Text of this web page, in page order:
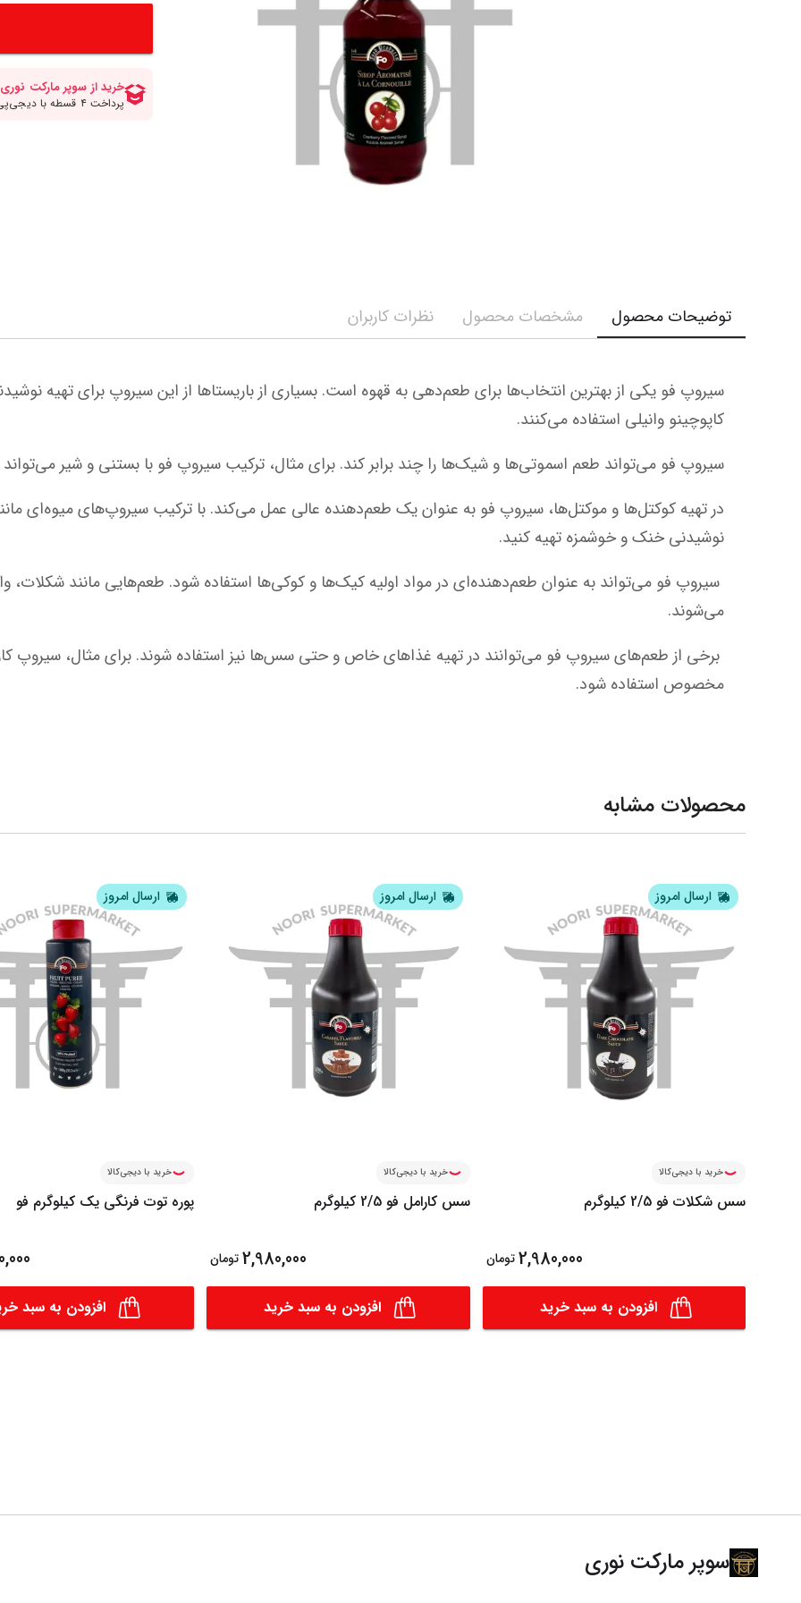
نمایش همه محصولات
ترشی جینجر و مایونز و سیراچا
شکلات و تافی
توضیحات محصول مشخصات محصول نظرات کاربران
کاپوچینو وانیلی استفاده می‌کنند.
سیروپ فو می‌تواند طعم اسموتی‌ها و شیک‌ها را چند برابر کند. برای مثال، ترکیب سیروپ فو با بستنی و شیر می‌تواند یک میلک‌شیک حرفه‌ای ایجاد کند.
نوشیدنی خنک و خوشمزه تهیه کنید.
می‌شوند.
مخصوص استفاده شود.
محصولات مشابه
ارسال امروز
خرید با دیجی‌کالا
سس شکلات فو 2/5 کیلوگرم
2,980,000 تومان
افزودن به سبد خرید
ارسال امروز
خرید با دیجی‌کالا
سس کارامل فو 2/5 کیلوگرم
2,980,000تومان
افزودن به سبد خرید
ارسال امروز
خرید با دیجی‌کالا
پوره توت فرنگی یک کیلوگرم فو
افزودن به سبد
سوپر مارکت نوری